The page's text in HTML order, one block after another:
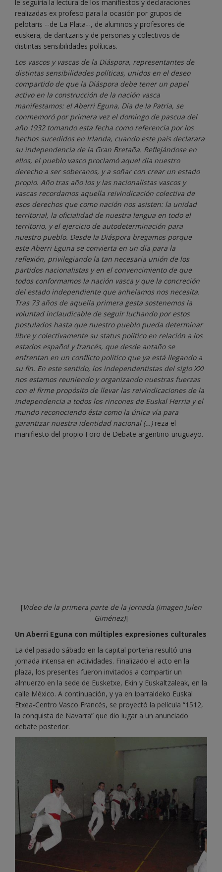
le seguiría la lectura de los manifiestos y declaraciones
realizadas ex profeso para la ocasión por grupos de
pelotaris --de La Plata--, de alumnos y profesores de
euskera, de dantzaris y de personas y colectivos de
distintas sensibilidades políticas.
Los vascos y vascas de la Diáspora, representantes de
distintas sensibilidades políticas, unidos en el deseo
compartido de que la Diáspora debe tener un papel
activo en la construcción de la nación vasca
manifestamos: el Aberri Eguna, Día de la Patria, se
conmemoró por primera vez el domingo de pascua del
año 1932 tomando esta fecha como referencia por los
hechos sucedidos en Irlanda, cuando este país declarara
su independencia de la Gran Bretaña. Reflejándose en
ellos, el pueblo vasco proclamó aquel día nuestro
derecho a ser soberanos, y a soñar con crear un estado
propio. Año tras año los y las nacionalistas vascos y
vascas recordamos aquella reivindicación colectiva de
esos derechos que como nación nos asisten: la unidad
territorial, la oficialidad de nuestra lengua en todo el
territorio, y el ejercicio de autodeterminación para
nuestro pueblo. Desde la Diáspora bregamos porque
este Aberri Eguna se convierta en un día para la
reflexión, privilegiando la tan necesaria unión de los
partidos nacionalistas y en el convencimiento de que
todos conformamos la nación vasca y que la concreción
del estado independiente que anhelamos nos necesita.
Tras 73 años de aquella primera gesta sostenemos la
voluntad inclaudicable de seguir luchando por estos
postulados hasta que nuestro pueblo pueda determinar
libre y colectivamente su status político en relación a los
estados español y francés, que desde antaño se
enfrentan en un conflicto político que ya está llegando a
su fin. En este sentido, los independentistas del siglo XXI
nos estamos reuniendo y organizando nuestras fuerzas
con el firme propósito de llevar las reivindicaciones de la
independencia a todos los rincones de Euskal Herria y el
mundo reconociendo ésta como la única vía para
garantizar nuestra identidad nacional (…)reza el
manifiesto del propio Foro de Debate argentino-uruguayo.
[Video de la primera parte de la jornada (imagen Julen
Giménez)]
Un Aberri Eguna con múltiples expresiones culturales
La del pasado sábado en la capital porteña resultó una
jornada intensa en actividades. Finalizado el acto en la
plaza, los presentes fueron invitados a compartir un
almuerzo en la sede de Eusketxe, Ekin y Euskaltzaleak, en la
calle México. A continuación, y ya en Iparraldeko Euskal
Etxea-Centro Vasco Francés, se proyectó la película “1512,
la conquista de Navarra” que dio lugar a un anunciado
debate posterior.